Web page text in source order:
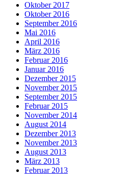
Oktober 2017
Oktober 2016
September 2016
Mai 2016
April 2016
März 2016
Februar 2016
Januar 2016
Dezember 2015
November 2015
September 2015
Februar 2015
November 2014
August 2014
Dezember 2013
November 2013
August 2013
März 2013
Februar 2013